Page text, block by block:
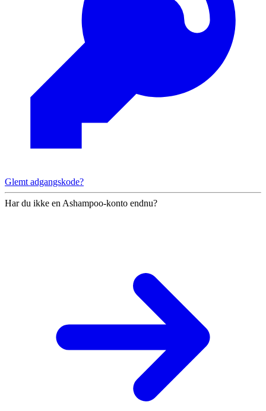
Glemt adgangskode?
Har du ikke en Ashampoo-konto endnu?